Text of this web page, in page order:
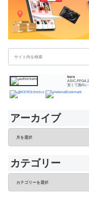
kero
ASIC,FPGA,
安くて面白
アーカイブ
カテゴリー